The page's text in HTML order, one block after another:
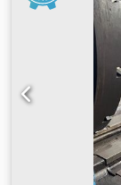
aproximado de
aproximadas
x 1,7 m Incluye